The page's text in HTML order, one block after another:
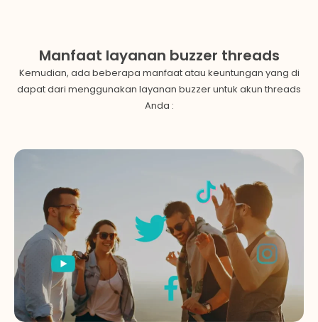
Manfaat layanan buzzer threads
Kemudian, ada beberapa manfaat atau keuntungan yang di
dapat dari menggunakan layanan buzzer untuk akun threads
Anda :